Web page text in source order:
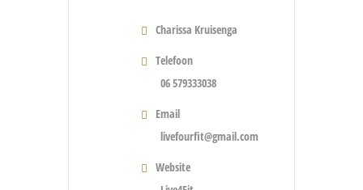
Charissa Kruisenga
Telefoon
06 579333038
Email
livefourfit@gmail.com
Website